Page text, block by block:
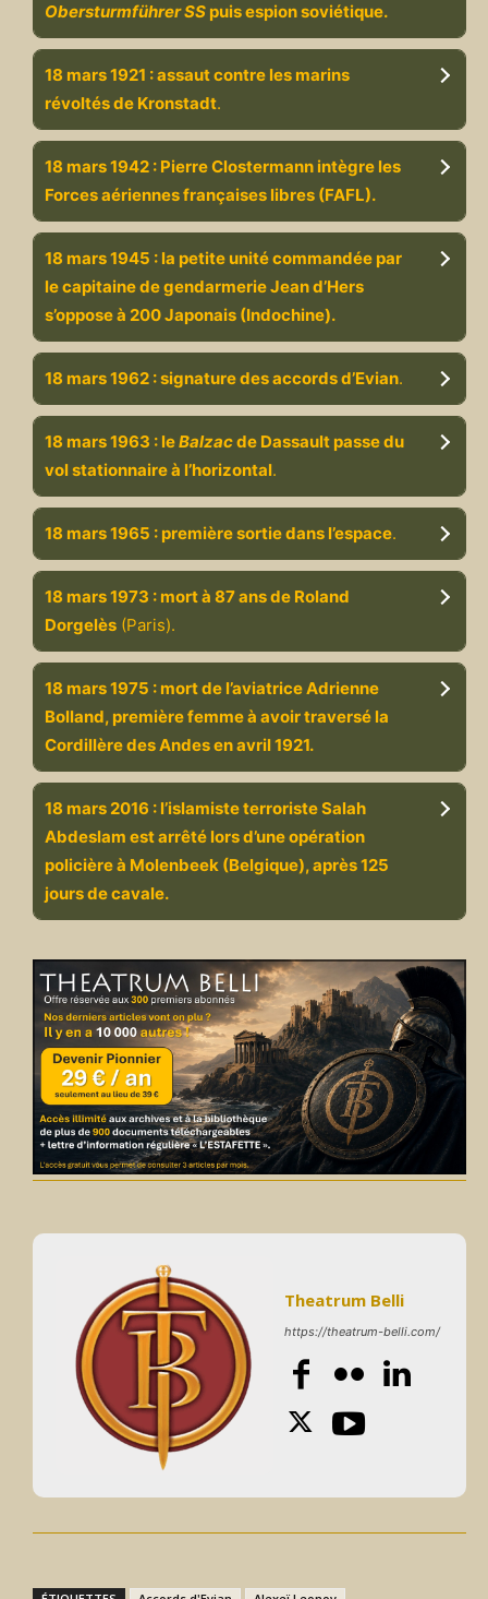
Obersturmführer SS puis espion soviétique.
18 mars 1921 : assaut contre les marins
révoltés de Kronstadt.
18 mars 1942 : Pierre Clostermann intègre les
Forces aériennes françaises libres (FAFL).
18 mars 1945 : la petite unité commandée par
le capitaine de gendarmerie Jean d’Hers
s’oppose à 200 Japonais (Indochine).
18 mars 1962 : signature des accords d’Evian.
18 mars 1963 : leBalzacde Dassault passe du
vol stationnaire à l’horizontal.
18 mars 1965 : première sortie dans l’espace.
18 mars 1973 : mort à 87 ans de Roland
Dorgelès (Paris).
18 mars 1975 : mort de l’aviatrice Adrienne
Bolland, première femme à avoir traversé la
Cordillère des Andes en avril 1921.
18 mars 2016 : l’islamiste terroriste Salah
Abdeslam est arrêté lors d’une opération
policière à Molenbeek (Belgique), après 125
jours de cavale.
Theatrum Belli
https://theatrum-belli.com/